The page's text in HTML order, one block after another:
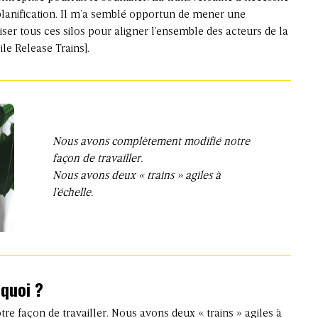
Il m’a semblé opportun de mener une
tous ces silos pour aligner l’ensemble des acteurs de la
Release Trains].
Nous avons complètement modifié notre
façon de travailler.
Nous avons deux « trains » agiles à
l’échelle.
?
façon de travailler. Nous avons deux « trains » agiles à